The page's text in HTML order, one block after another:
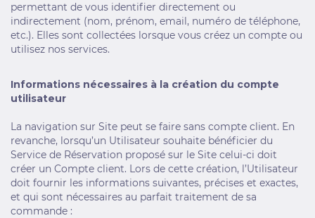
permettant de vous identifier directement ou
indirectement (nom, prénom, email, numéro de téléphone,
etc.). Elles sont collectées lorsque vous créez un compte ou
utilisez nos services.
Informations nécessaires à la création du compte
utilisateur
La navigation sur Site peut se faire sans compte client. En
revanche, lorsqu’un Utilisateur souhaite bénéficier du
Service de Réservation proposé sur le Site celui-ci doit
créer un Compte client. Lors de cette création, l’Utilisateur
doit fournir les informations suivantes, précises et exactes,
et qui sont nécessaires au parfait traitement de sa
commande :